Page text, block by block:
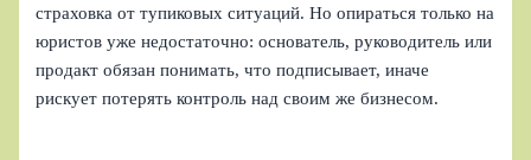
страховка от тупиковых ситуаций. Но опираться только на
юристов уже недостаточно: основатель, руководитель или
продакт обязан понимать, что подписывает, иначе
рискует потерять контроль над своим же бизнесом.